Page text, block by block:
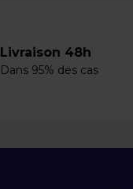
Livraison 48h
Dans 95% des cas